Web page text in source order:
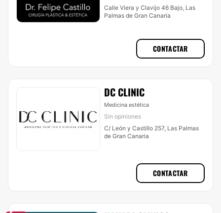
Calle Viera y Clavijo 46 Bajo, Las
Palmas de Gran Canaria
CONTACTAR
DC CLINIC
Medicina estética
Sin opiniones
C/ León y Castillo 257, Las Palmas
de Gran Canaria
CONTACTAR